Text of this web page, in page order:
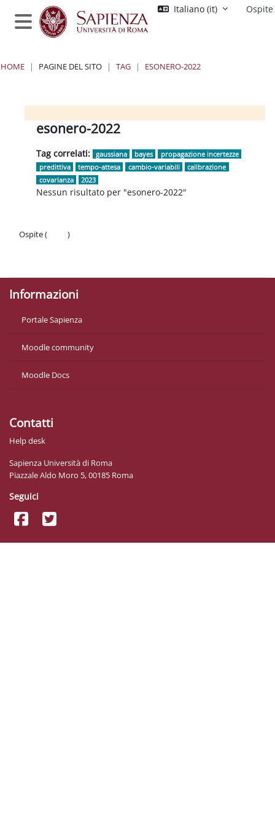
Vai al contenuto principale
Pannello laterale
Italiano ‎(it)‎ Ospite
HOME PAGINE DEL SITO TAG ESONERO-2022
Blocchi
Blocchi
Blocchi
Blocchiesonero-2022
Tag correlati: gaussiana bayes
propagazione incertezze
predittiva
tempo-attesa cambio-variabili
calibrazione
covarianza
2023
Nessun risultato per "esonero-2022"
Ospite (
)
Informazioni
Portale Sapienza
Moodle community
Moodle Docs
Contatti
Help desk
Sapienza Università di Roma
Piazzale Aldo Moro 5, 00185 Roma
Seguici